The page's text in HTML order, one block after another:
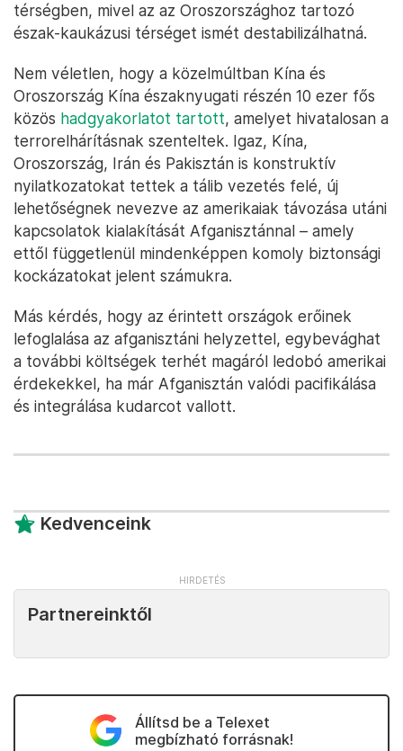
térségben, mivel az az Oroszországhoz tartozó
észak-kaukázusi térséget ismét destabilizálhatná.
Nem véletlen, hogy a közelmúltban Kína és
Oroszország Kína északnyugati részén 10 ezer fős
közös hadgyakorlatot tartott, amelyet hivatalosan a
terrorelhárításnak szenteltek. Igaz, Kína,
Oroszország, Irán és Pakisztán is konstruktív
nyilatkozatokat tettek a tálib vezetés felé, új
lehetőségnek nevezve az amerikaiak távozása utáni
kapcsolatok kialakítását Afganisztánnal – amely
ettől függetlenül mindenképpen komoly biztonsági
kockázatokat jelent számukra.
Más kérdés, hogy az érintett országok erőinek
lefoglalása az afganisztáni helyzettel, egybevághat
a további költségek terhét magáról ledobó amerikai
érdekekkel, ha már Afganisztán valódi pacifikálása
és integrálása kudarcot vallott.
Kedvenceink
Partnereinktől
Állítsd be a Telexet
megbízható forrásnak!